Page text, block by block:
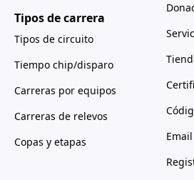
Tipos de carrera
Tipos de circuito
Tiempo chip/disparo
Carreras por equipos
Carreras de relevos
Copas y etapas